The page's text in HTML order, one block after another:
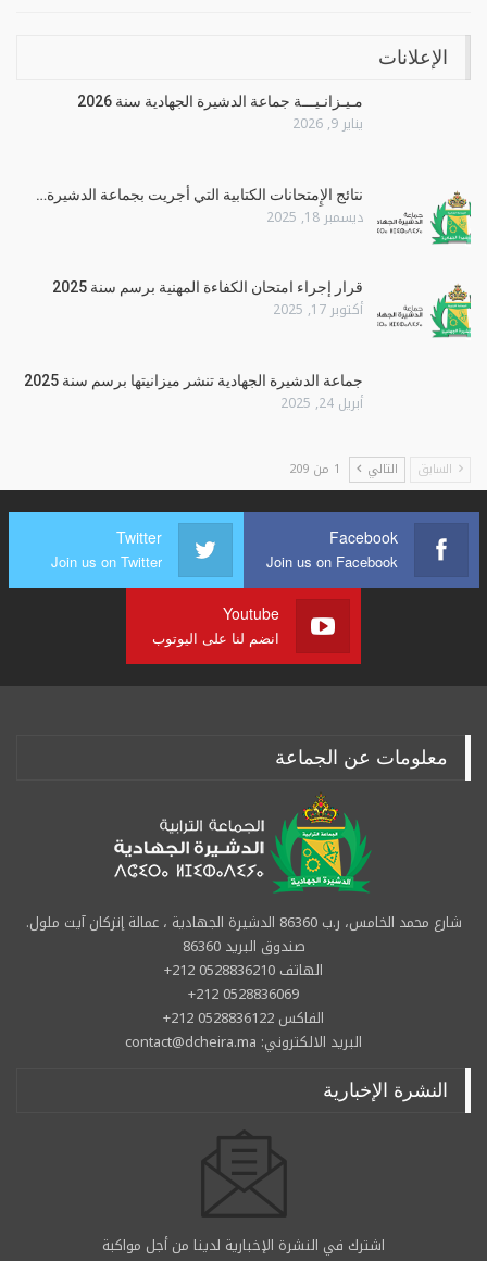
الإعلانات
مـيـزانـيـــة جماعة الدشيرة الجهادية سنة 2026
يناير 9, 2026
نتائج الإِمتحانات الكتابية التي أجريت بجماعة الدشيرة…
ديسمبر 18, 2025
قرار إجراء امتحان الكفاءة المهنية برسم سنة 2025
أكتوبر 17, 2025
جماعة الدشيرة الجهادية تنشر ميزانيتها برسم سنة 2025
أبريل 24, 2025
السابق التالي 1 من 209
Facebook
Join us on Facebook
Twitter
Join us on Twitter
Youtube
انضم لنا على اليوتوب
معلومات عن الجماعة
شارع محمد الخامس، ر.ب 86360 الدشيرة الجهادية ، عمالة إنزكان آيت ملول.
صندوق البريد 86360
الهاتف 0528836210 212+
0528836069 212+
الفاكس 0528836122 212+
البريد الالكتروني: contact@dcheira.ma
النشرة الإخبارية
اشترك في النشرة الإخبارية لدينا من أجل مواكبة